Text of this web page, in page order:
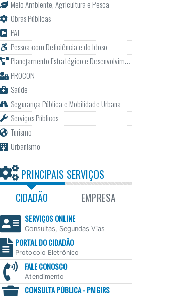
Meio Ambiente, Agricultura e Pesca
Obras Públicas
PAT
Pessoa com Deficiência e do Idoso
Planejamento Estratégico e Desenvolvimento
PROCON
Saúde
Segurança Pública e Mobilidade Urbana
Serviços Públicos
Turismo
Urbanismo
PRINCIPAIS SERVIÇOS
CIDADÃO EMPRESA
SERVIÇOS ONLINE
Consultas, Segundas Vias
PORTAL DO CIDADÃO
Protocolo Eletrônico
FALE CONOSCO
Atendimento
CONSULTA PÚBLICA - PMGIRS